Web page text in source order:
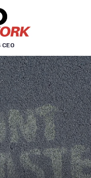
CEO
cookies